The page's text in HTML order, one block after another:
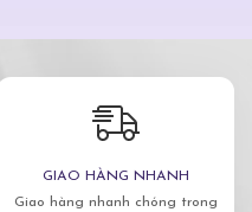
GIAO HÀNG NHANH
Giao hàng nhanh chóng trong